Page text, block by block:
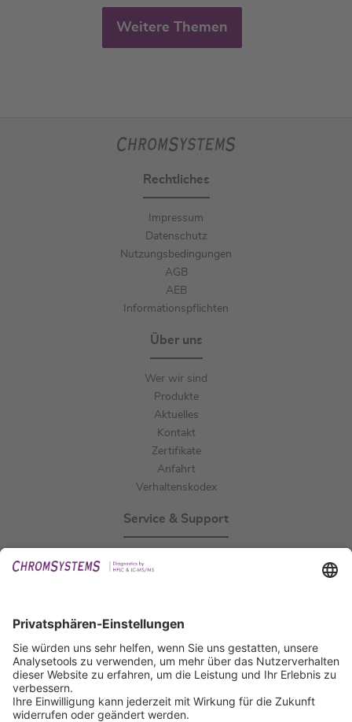
Weitere Themen
Rechtliches
Impressum
Datenschutz
Nutzungsbedingungen
AGB
AEB
Informationspflichten
Über uns
Wer wir sind
Produkte
Aktuelles
Kontakt
Zertifikate
Anfahrt
Verhaltenskodex
Service & Support
IFU anfordern
Zertifizierungen